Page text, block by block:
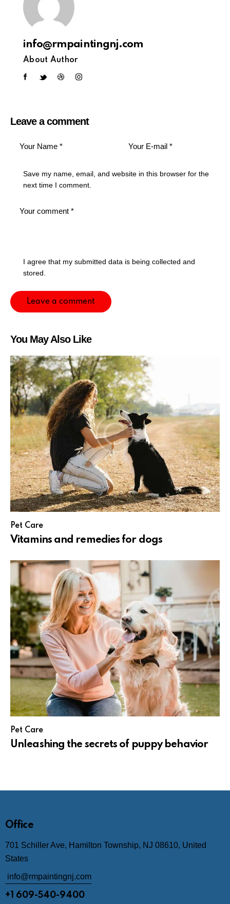
info@rmpaintingnj.com
About Author
Leave a comment
Save my name, email, and website in this browser for the
next time I comment.
I agree that my submitted data is being collected and
stored.
You May Also Like
Pet Care
Vitamins and remedies for dogs
Pet Care
Unleashing the secrets of puppy behavior
Office
701 Schiller Ave, Hamilton Township, NJ 08610, United
States
info@rmpaintingnj.com
+1 609-540-9400